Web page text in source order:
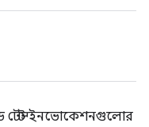
টেস্ট ইনভোকেশনগুলোর